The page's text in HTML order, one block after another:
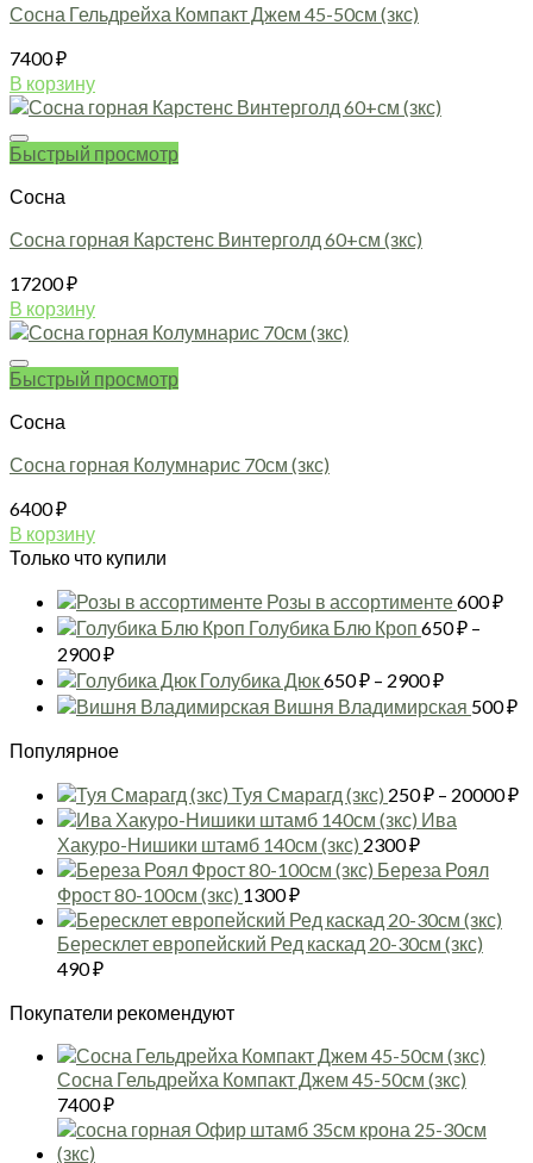
можно
выбрать
на
странице
товара.
Сосна Гельдрейха Компакт Джем 45-50см (зкс)
7400₽
В корзину
Быстрый просмотр
Сосна
Сосна горная Карстенс Винтерголд 60+см (зкс)
17200₽
В корзину
Быстрый просмотр
Сосна
Сосна горная Колумнарис 70см (зкс)
6400₽
В корзину
Только что купили
Розы в ассортименте600₽
Голубика Блю Кроп 650₽ –
2900₽Диапазон
цен:
650 ₽
2900 ₽
Голубика Дюк650₽ – 2900₽Диапазон
цен:
Вишня Владимирская 500₽
Популярное
Туя Смарагд (зкс) 250₽ – 20000₽
Ива
Хакуро-Нишики штамб 140см (зкс) 2300₽
Береза Роял
Фрост 80-100см (зкс) 1300₽
Бересклет европейский Ред каскад 20-30см (зкс)
490₽
Покупатели рекомендуют
Сосна Гельдрейха Компакт Джем 45-50см (зкс)
7400₽